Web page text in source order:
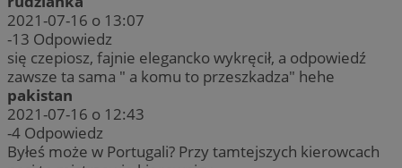
2021-07-16 o 13:07
-13 Odpowiedz
się czepiosz, fajnie elegancko wykręcił, a odpowiedź
zawsze ta sama " a komu to przeszkadza" hehe
pakistan
2021-07-16 o 12:43
-4 Odpowiedz
Byłeś może w Portugali? Przy tamtejszych kierowcach